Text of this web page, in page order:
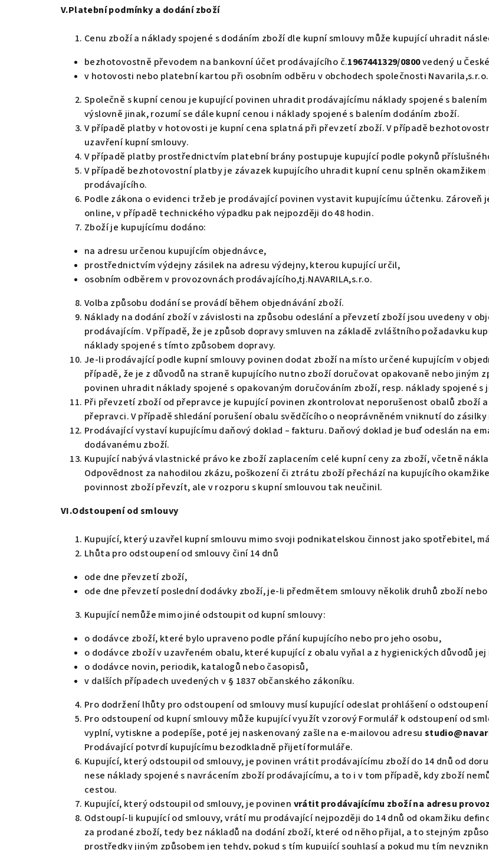
V.Platební podmínky a dodání zboží
Cenu zboží a náklady spojené s dodáním zboží dle kupní smlouvy může kupující uhradit
bezhotovostně převodem na bankovní účet prodávajícího č.1967441329/0800vedený u
v hotovosti nebo platební kartou při osobním odběru v obchodech společnosti Navarila,s.r.o.
Společně s kupní cenou je kupující povinen uhradit prodávajícímu náklady spojené s
výslovně jinak, rozumí se dále kupní cenou i náklady spojené s balením dodáním zboží.
V případě platby v hotovosti je kupní cena splatná při převzetí zboží. V případě
uzavření kupní smlouvy.
V případě platby prostřednictvím platební brány postupuje kupující podle pokynů
V případě bezhotovostní platby je závazek kupujícího uhradit kupní cenu splněn
prodávajícího.
Podle zákona o evidenci tržeb je prodávající povinen vystavit kupujícímu účtenku.
online, v případě technického výpadku pak nejpozději do 48 hodin.
Zboží je kupujícímu dodáno:
na adresu určenou kupujícím objednávce,
prostřednictvím výdejny zásilek na adresu výdejny, kterou kupující určil,
osobním odběrem v provozovnách prodávajícího,tj.NAVARILA,s.r.o.
Volba způsobu dodání se provádí během objednávání zboží.
Náklady na dodání zboží v závislosti na způsobu odeslání a převzetí zboží jsou uvedeny v
prodávajícím. V případě, že je způsob dopravy smluven na základě zvláštního požadavku
náklady spojené s tímto způsobem dopravy.
Je-li prodávající podle kupní smlouvy povinen dodat zboží na místo určené kupujícím v
případě, že je z důvodů na straně kupujícího nutno zboží doručovat opakovaně nebo jiným
povinen uhradit náklady spojené s opakovaným doručováním zboží, resp. náklady spojené s
Při převzetí zboží od přepravce je kupující povinen zkontrolovat neporušenost obalů zboží
přepravci. V případě shledání porušení obalu svědčícího o neoprávněném vniknutí do
Prodávající vystaví kupujícímu daňový doklad – fakturu. Daňový doklad je buď odeslán na
dodávanému zboží.
Kupující nabývá vlastnické právo ke zboží zaplacením celé kupní ceny za zboží, včetně
Odpovědnost za nahodilou zkázu, poškození či ztrátu zboží přechází na kupujícího
povinnost zboží převzít, ale v rozporu s kupní smlouvou tak neučinil.
VI.Odstoupení od smlouvy
Kupující, který uzavřel kupní smlouvu mimo svoji podnikatelskou činnost jako spotřebitel,
Lhůta pro odstoupení od smlouvy činí 14 dnů
ode dne převzetí zboží,
ode dne převzetí poslední dodávky zboží, je-li předmětem smlouvy několik druhů zboží
Kupující nemůže mimo jiné odstoupit od kupní smlouvy:
o dodávce zboží, které bylo upraveno podle přání kupujícího nebo pro jeho osobu,
o dodávce zboží v uzavřeném obalu, které kupující z obalu vyňal a z hygienických důvodů
o dodávce novin, periodik, katalogů nebo časopisů,
v dalších případech uvedených v § 1837 občanského zákoníku.
Pro dodržení lhůty pro odstoupení od smlouvy musí kupující odeslat prohlášení o
Pro odstoupení od kupní smlouvy může kupující využít vzorový Formulář k odstoupení od
vyplní, vytiskne a podepíše, poté jej naskenovaný zašle na e-mailovou adresu
Prodávající potvrdí kupujícímu bezodkladně přijetí formuláře.
Kupující, který odstoupil od smlouvy, je povinen vrátit prodávajícímu zboží do 14 dnů od
nese náklady spojené s navrácením zboží prodávajícímu, a to i v tom případě, kdy zboží
cestou.
Kupující, který odstoupil od smlouvy, je povinen vrátit prodávajícímu zboží na adresu p
Odstoupí-li kupující od smlouvy, vrátí mu prodávající nejpozději do 14 dnů od okamžiku
za prodané zboží, tedy bez nákladů na dodání zboží, které od něho přijal, a to stejným
prostředky jiným způsobem jen tehdy, pokud s tím kupující souhlasí a pokud mu tím